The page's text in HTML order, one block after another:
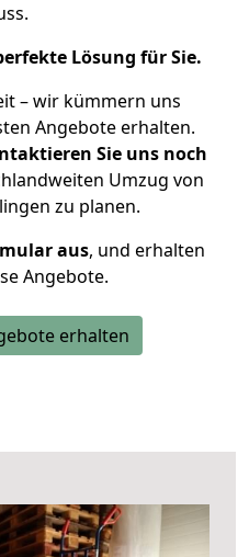
Lösung für Sie.
– wir kümmern uns
Angebote erhalten.
Sie uns noch
Umzug von
zu planen.
aus, und erhalten
Angebote.
erhalten